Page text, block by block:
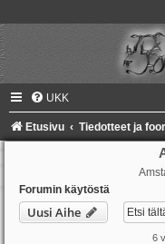
UKK
Etusivu Tiedotteet ja
Forumin käytöstä
Uusi Aihe
6